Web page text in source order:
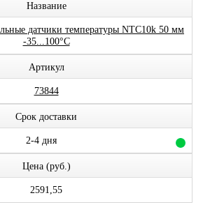
Название
датчики температуры NTC10k 50 мм
-35...100°C
Артикул
73844
Срок доставки
2-4 дня
Цена (руб.)
2591,55